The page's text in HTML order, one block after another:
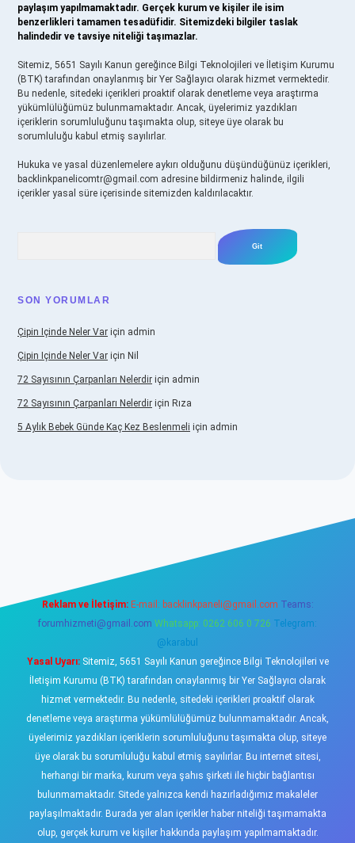
paylaşım yapılmamaktadır. Gerçek kurum ve kişiler ile isim
benzerlikleri tamamen tesadüfidir. Sitemizdeki bilgiler taslak
halindedir ve tavsiye niteliği taşımazlar.
Sitemiz, 5651 Sayılı Kanun gereğince Bilgi Teknolojileri ve İletişim Kurumu
(BTK) tarafından onaylanmış bir Yer Sağlayıcı olarak hizmet vermektedir.
Bu nedenle, sitedeki içerikleri proaktif olarak denetleme veya araştırma
yükümlülüğümüz bulunmamaktadır. Ancak, üyelerimiz yazdıkları
içeriklerin sorumluluğunu taşımakta olup, siteye üye olarak bu
sorumluluğu kabul etmiş sayılırlar.
Hukuka ve yasal düzenlemelere aykırı olduğunu düşündüğünüz içerikleri,
backlinkpanelicomtr@gmail.com adresine bildirmeniz halinde, ilgili
içerikler yasal süre içerisinde sitemizden kaldırılacaktır.
SON YORUMLAR
Çipin Içinde Neler Var için admin
Çipin Içinde Neler Var için Nil
72 Sayısının Çarpanları Nelerdir için admin
72 Sayısının Çarpanları Nelerdir için Rıza
5 Aylık Bebek Günde Kaç Kez Beslenmeli için admin
Reklam ve İletişim: E-mail: backlinkpaneli@gmail.com Teams:
forumhizmeti@gmail.com Whatsapp: 0262 606 0 726 Telegram:
@karabul
Yasal Uyarı:Sitemiz, 5651 Sayılı Kanun gereğince Bilgi Teknolojileri ve
İletişim Kurumu (BTK) tarafından onaylanmış bir Yer Sağlayıcı olarak
hizmet vermektedir. Bu nedenle, sitedeki içerikleri proaktif olarak
denetleme veya araştırma yükümlülüğümüz bulunmamaktadır. Ancak,
üyelerimiz yazdıkları içeriklerin sorumluluğunu taşımakta olup, siteye
üye olarak bu sorumluluğu kabul etmiş sayılırlar. Bu internet sitesi,
herhangi bir marka, kurum veya şahıs şirketi ile hiçbir bağlantısı
bulunmamaktadır. Sitede yalnızca kendi hazırladığımız makaleler
paylaşılmaktadır. Burada yer alan içerikler haber niteliği taşımamakta
olup, gerçek kurum ve kişiler hakkında paylaşım yapılmamaktadır.